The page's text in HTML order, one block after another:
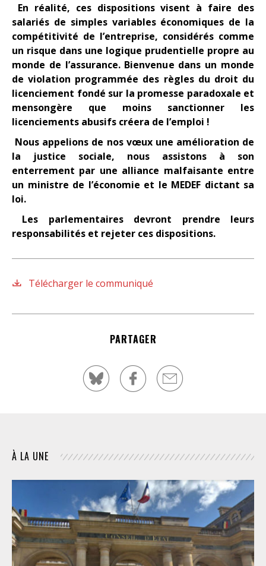
En réalité, ces dispositions visent à faire des
salariés de simples variables économiques de la
compétitivité de l’entreprise, considérés comme
un risque dans une logique prudentielle propre au
monde de l’assurance. Bienvenue dans un monde
de violation programmée des règles du droit du
licenciement fondé sur la promesse paradoxale et
mensongère que moins sanctionner les
licenciements abusifs créera de l’emploi !
Nous appelions de nos vœux une amélioration de
la justice sociale, nous assistons à son
enterrement par une alliance malfaisante entre
un ministre de l’économie et le MEDEF dictant sa
loi.
Les parlementaires devront prendre leurs
responsabilités et rejeter ces dispositions.
Télécharger le communiqué
PARTAGER
À LA UNE